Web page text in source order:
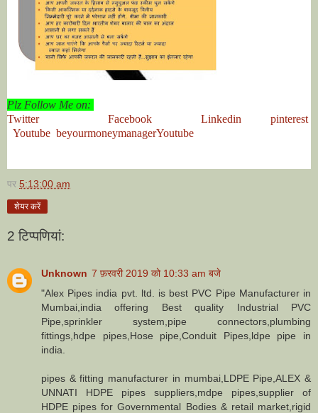
Plz Follow Me on:
Twitter
Facebook Linkedin
pinterest
Youtube beyourmoneymanagerYoutube
पर 5:13:00 am
शेयर करें
2 टिप्‍पणियां:
Unknown 7 फ़रवरी 2019 को 10:33 am बजे
"Alex Pipes india pvt. ltd. is best PVC Pipe Manufacturer in
Mumbai,india offering Best quality Industrial PVC
Pipe,sprinkler system,pipe connectors,plumbing
fittings,hdpe pipes,Hose pipe,Conduit Pipes,ldpe pipe in
india.
pipes & fitting manufacturer in mumbai,LDPE Pipe,ALEX &
UNNATI HDPE pipes suppliers,mdpe pipes,supplier of
HDPE pipes for Governmental Bodies & retail market,rigid